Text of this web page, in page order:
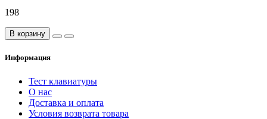
198
В корзину
Информация
Тест клавиатуры
О нас
Доставка и оплата
Условия возврата товара